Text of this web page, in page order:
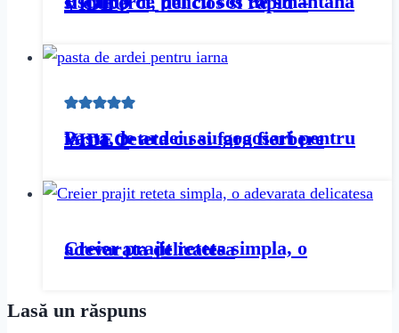
Pasta de ardei sau gogosari pentru iarna, reteta cu si fara fierbere VIDEO
Creier prajit reteta simpla, o adevarata delicatesa
Lasă un răspuns